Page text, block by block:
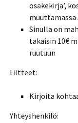
osakekirja’,
muuttamassa
Sinulla on
takaisin 10€
ruutuun
Liitteet:
Kirjoita
Yhteyshenkilö: